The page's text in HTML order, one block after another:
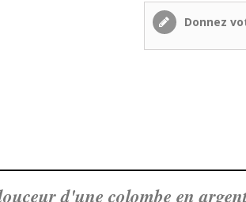
Donnez
d'une colombe en